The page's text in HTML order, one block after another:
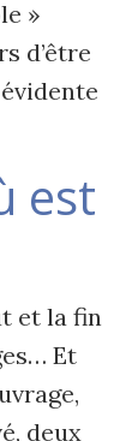
»
d’être
est
et la fin
Et
deux